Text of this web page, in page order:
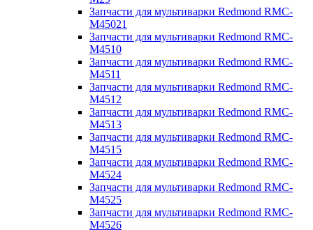
Запчасти для мультиварки Redmond RMC-
M45021
Запчасти для мультиварки Redmond RMC-
M4510
Запчасти для мультиварки Redmond RMC-
M4511
Запчасти для мультиварки Redmond RMC-
M4512
Запчасти для мультиварки Redmond RMC-
M4513
Запчасти для мультиварки Redmond RMC-
M4515
Запчасти для мультиварки Redmond RMC-
M4524
Запчасти для мультиварки Redmond RMC-
M4525
Запчасти для мультиварки Redmond RMC-
M4526